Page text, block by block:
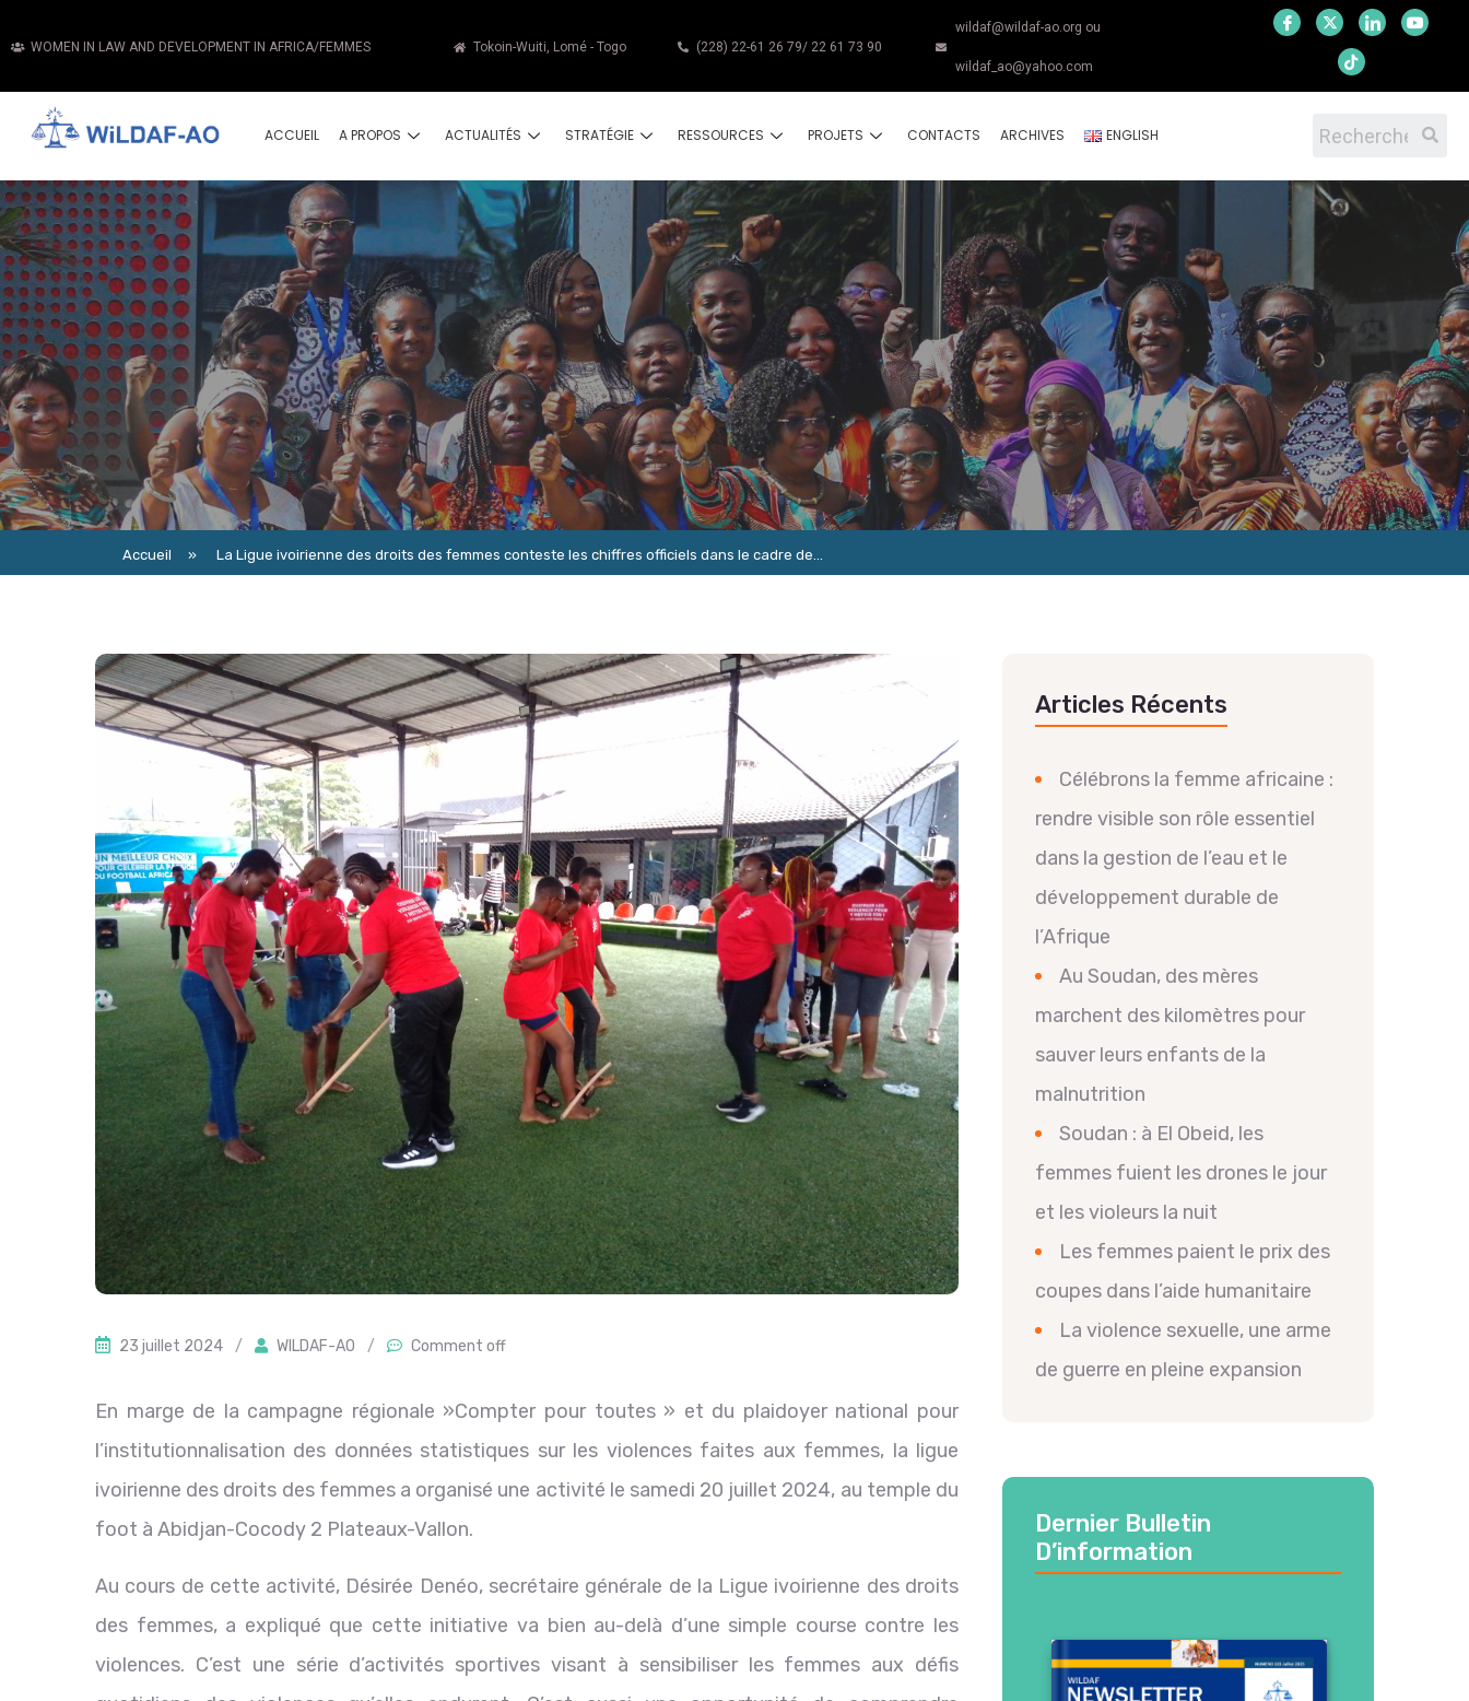
WOMEN IN LAW AND DEVELOPMENT IN AFRICA/FEMMES Tokoin-Wuiti, Lomé - Togo (228) 22-61 26 79/ 22 61 73 90
wildaf@wildaf-ao.org ou
wildaf_ao@yahoo.com
ACCUEIL A PROPOS ACTUALITÉS STRATÉGIE RESSOURCES PROJETS CONTACTS ARCHIVES ENGLISH
Accueil » La Ligue ivoirienne des droits des femmes conteste les chiffres officiels dans le cadre de...
23 juillet 2024 / WILDAF-AO / Comment off
En marge de la campagne régionale »Compter pour toutes » et du plaidoyer national pour
l’institutionnalisation des données statistiques sur les violences faites aux femmes, la ligue
ivoirienne des droits des femmes a organisé une activité le samedi 20 juillet 2024, au temple du
foot à Abidjan-Cocody 2 Plateaux-Vallon.
Au cours de cette activité, Désirée Denéo, secrétaire générale de la Ligue ivoirienne des droits
des femmes, a expliqué que cette initiative va bien au-delà d’une simple course contre les
violences. C’est une série d’activités sportives visant à sensibiliser les femmes aux défis
Articles Récents
Célébrons la femme africaine :
rendre visible son rôle essentiel
dans la gestion de l’eau et le
développement durable de
l’Afrique
Au Soudan, des mères
marchent des kilomètres pour
sauver leurs enfants de la
malnutrition
Soudan : à El Obeid, les
femmes fuient les drones le jour
et les violeurs la nuit
Les femmes paient le prix des
coupes dans l’aide humanitaire
La violence sexuelle, une arme
de guerre en pleine expansion
Dernier Bulletin
D’information